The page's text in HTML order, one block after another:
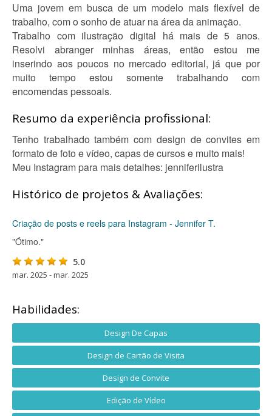
Uma jovem em busca de um modelo mais flexível de
trabalho, com o sonho de atuar na área da animação.
Trabalho com ilustração digital há mais de 5 anos.
Resolvi abranger minhas áreas, então estou me
inserindo aos poucos no mercado editorial, já que por
muito tempo estou somente trabalhando com
encomendas pessoais.
Resumo da experiência profissional:
Tenho trabalhado também com design de convites em
formato de foto e vídeo, capas de cursos e muito mais!
Meu Instagram para mais detalhes: jenniferilustra
Histórico de projetos & Avaliações:
Criação de posts e reels para Instagram - Jennifer T.
"Ótimo."
5.0
mar. 2025 - mar. 2025
Habilidades:
Design De Capas
Design de Cartão de Visita
Design de Convite
Edição de Vídeo